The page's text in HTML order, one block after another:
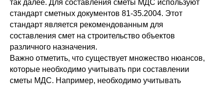
так далее. Для составления сметы МДС используют
стандарт сметных документов 81-35.2004. Этот
стандарт является рекомендованным для
составления смет на строительство объектов
различного назначения.
Важно отметить, что существует множество нюансов,
которые необходимо учитывать при составлении
сметы МДС. Например, необходимо учитывать